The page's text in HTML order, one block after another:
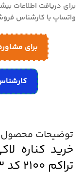
برای دریافت اطلاعات
واتساپ با کارشناس
برای
توضیحات محصول
تراکم 2100 کد 1213